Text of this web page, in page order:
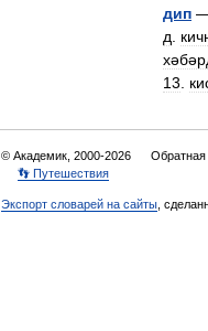
дип
д
13
© Академик, 2000-2026 Обратная
👣 Путешествия
Экспорт словарей на сайты ,